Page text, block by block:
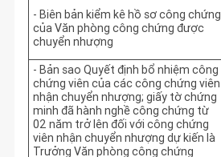
- Biên bản kiểm kê hồ sơ công chứng
của Văn phòng công chứng được
chuyển nhượng
- Bản sao Quyết định bổ nhiệm công
chứng viên của các công chứng viên
nhận chuyển nhượng; giấy tờ chứng
minh đã hành nghề công chứng từ
02 năm trở lên đối với công chứng
viên nhận chuyển nhượng dự kiến là
Trưởng Văn phòng công chứng